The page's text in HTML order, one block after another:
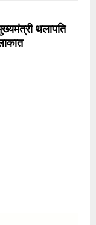
थलापति